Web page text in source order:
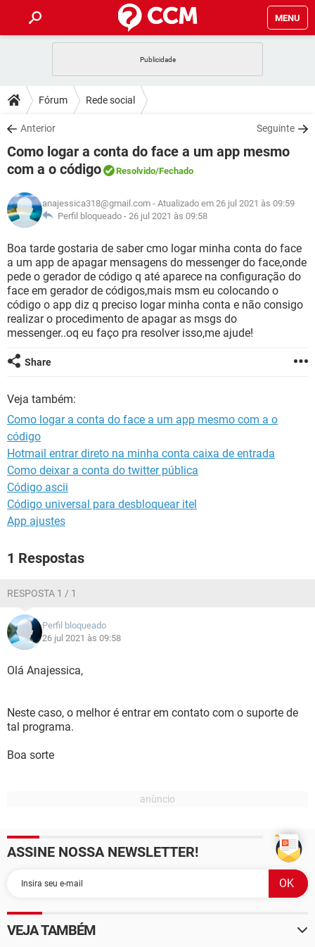
MENU
CELULAR
OUTLOOK
INSTAGRAM GMAIL
GUIA DE COMPRAS
DICAS
JOGOS
OUTLOOK
GUIA DE COMPRAS
DOWNLOADS
JOGOS WHATSAPP
CELULAR FACEBOOK
OUTLOOK EXCEL
INSTAGRAM
GUIA DE COMPRAS
CELULAR FACEBOOK
INSTAGRAM GMAIL
GUIA DE COMPRAS
GLOSSÁRIO
JOGOS
CELULAR FACEBOOK
OUTLOOK EXCEL
INSTAGRAM GMAIL
GUIA DE COMPRAS
Fórum Rede social
Anterior Seguinte
Como logar a conta do face a um app mesmo
com a o código
Resolvido/Fechado
anajessica318@gmail.com - Atualizado em 26 jul 2021 às 09:59
Perfil bloqueado - 26 jul 2021 às 09:58
Boa tarde gostaria de saber cmo logar minha conta do face
a um app de apagar mensagens do messenger do face,onde
pede o gerador de código q até aparece na configuração do
face em gerador de códigos,mais msm eu colocando o
código o app diz q preciso logar minha conta e não consigo
realizar o procedimento de apagar as msgs do
messenger..oq eu faço pra resolver isso,me ajude!
Share
Veja também:
Como logar a conta do face a um app mesmo com a o
código
Hotmail entrar direto na minha conta caixa de entrada
Como deixar a conta do twitter pública
Código ascii
Código universal para desbloquear itel
App ajustes
1 Respostas
RESPOSTA 1 / 1
Perfil bloqueado
26 jul 2021 às 09:58
Olá Anajessica,
Neste caso, o melhor é entrar em contato com o suporte de
tal programa.
Boa sorte
ASSINE NOSSA NEWSLETTER!
VEJA TAMBÉM